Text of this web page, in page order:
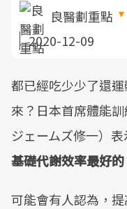
良醫劃重點
2020-12-09
都已經吃少少了還
來？日本首席體能
ジェームズ修一）
基礎代謝效率最好
可能會有人認為，